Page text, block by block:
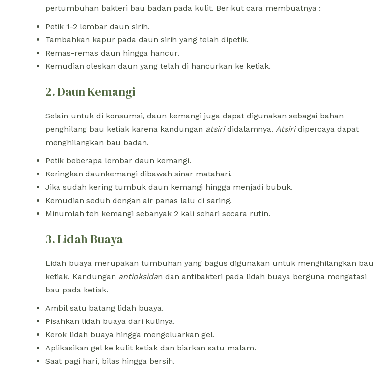
pertumbuhan bakteri bau badan pada kulit. Berikut cara membuatnya :
Petik 1-2 lembar daun sirih.
Tambahkan kapur pada daun sirih yang telah dipetik.
Remas-remas daun hingga hancur.
Kemudian oleskan daun yang telah di hancurkan ke ketiak.
2. Daun Kemangi
Selain untuk di konsumsi, daun kemangi juga dapat digunakan sebagai bahan
penghilang bau ketiak karena kandungan atsirididalamnya. Atsiridipercaya dapat
menghilangkan bau badan.
Petik beberapa lembar daun kemangi.
Keringkan daunkemangi dibawah sinar matahari.
Jika sudah kering tumbuk daun kemangi hingga menjadi bubuk.
Kemudian seduh dengan air panas lalu di saring.
Minumlah teh kemangi sebanyak 2 kali sehari secara rutin.
3. Lidah Buaya
Lidah buaya merupakan tumbuhan yang bagus digunakan untuk menghilangkan bau
ketiak. Kandungan antioksidan dan antibakteri pada lidah buaya berguna mengatasi
bau pada ketiak.
Ambil satu batang lidah buaya.
Pisahkan lidah buaya dari kulinya.
Kerok lidah buaya hingga mengeluarkan gel.
Aplikasikan gel ke kulit ketiak dan biarkan satu malam.
Saat pagi hari, bilas hingga bersih.